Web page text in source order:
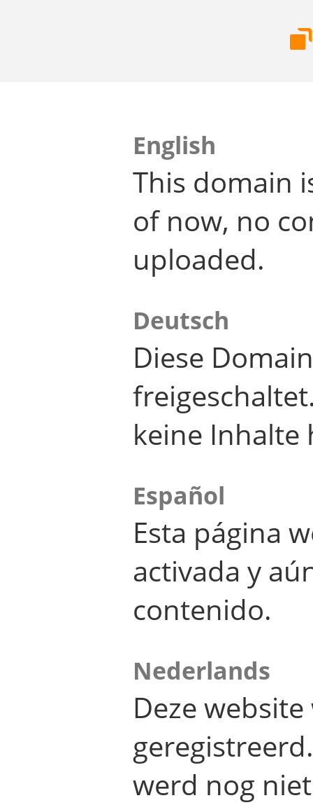
English
This domain
of now, no
uploaded.
Deutsch
Diese
keine Inhalte
Español
Esta página
activada y
contenido.
Nederlands
Deze
werd nog